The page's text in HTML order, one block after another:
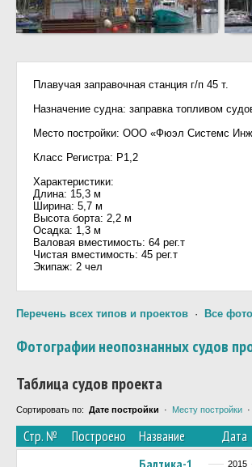
Плавучая заправочная станция г/п 45 т.
Назначение судна: заправка топливом
Место постройки: ООО «Фюэл Системс
Класс Регистра: Р1,2
Характеристики:
Длина: 15,3 м
Ширина: 5,7 м
Высота борта: 2,2 м
Осадка: 1,3 м
Валовая вместимость: 64 рег.т
Чистая вместимость: 45 рег.т
Экипаж: 2 чел
Перечень всех типов и проектов · Все
Фотографии неопознанных судов
Таблица судов проекта
Сортировать по: Дате постройки · Месту постройки ·
Стр. № Построено Название Дата
Балтика-1 2015